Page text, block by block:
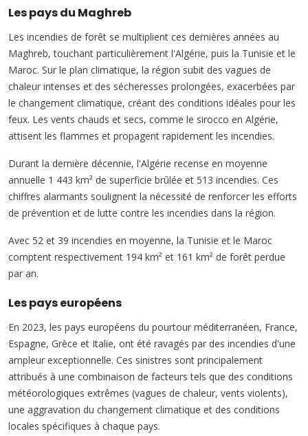
Les pays du Maghreb
Les incendies de forêt se multiplient ces dernières années au
Maghreb, touchant particulièrement l'Algérie, puis la Tunisie et le
Maroc. Sur le plan climatique, la région subit des vagues de
chaleur intenses et des sécheresses prolongées, exacerbées par
le changement climatique, créant des conditions idéales pour les
feux. Les vents chauds et secs, comme le sirocco en Algérie,
attisent les flammes et propagent rapidement les incendies.
Durant la dernière décennie, l'Algérie recense en moyenne
annuelle 1 443 km² de superficie brûlée et 513 incendies. Ces
chiffres alarmants soulignent la nécessité de renforcer les efforts
de prévention et de lutte contre les incendies dans la région.
Avec 52 et 39 incendies en moyenne, la Tunisie et le Maroc
comptent respectivement 194 km² et 161 km² de forêt perdue
par an.
Les pays européens
En 2023, les pays européens du pourtour méditerranéen, France,
Espagne, Grèce et Italie, ont été ravagés par des incendies d'une
ampleur exceptionnelle. Ces sinistres sont principalement
attribués à une combinaison de facteurs tels que des conditions
météorologiques extrêmes (vagues de chaleur, vents violents),
une aggravation du changement climatique et des conditions
locales spécifiques à chaque pays.